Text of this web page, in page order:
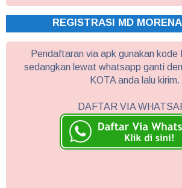
REGISTRASI MD
Pendaftaran via apk gunakan kode
sedangkan lewat whatsapp ganti
KOTA anda lalu kirim.
DAFTAR VIA